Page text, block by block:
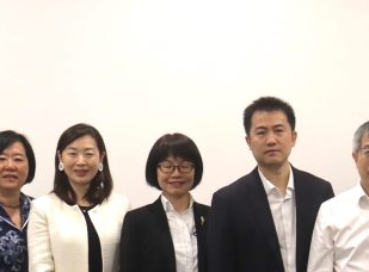
府官网
体官网
来西亚官方机构
商官网